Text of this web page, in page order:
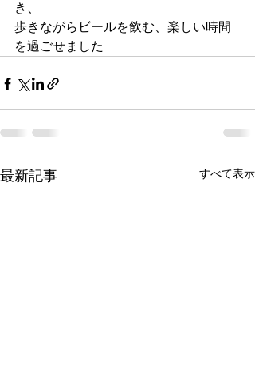
き、
歩きながらビールを飲む、楽しい時間
を過ごせました
最新記事 すべて表示